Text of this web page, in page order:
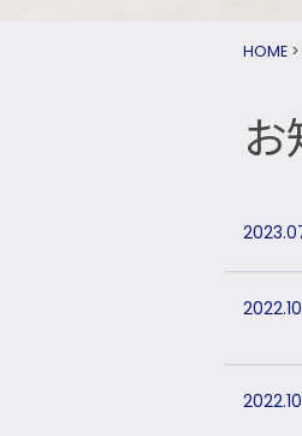
HOME >
お